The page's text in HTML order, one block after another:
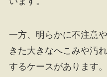
一方、明らかに不注意
きた大きなへこみや汚
するケースがあります